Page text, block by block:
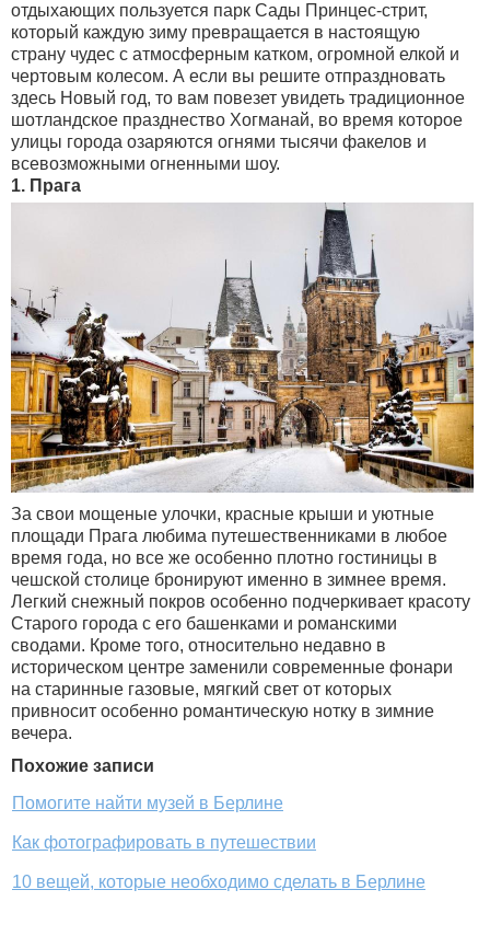
отдыхающих пользуется парк Сады Принцес-стрит,
который каждую зиму превращается в настоящую
страну чудес с атмосферным катком, огромной елкой и
чертовым колесом. А если вы решите отпраздновать
здесь Новый год, то вам повезет увидеть традиционное
шотландское празднество Хогманай, во время которое
улицы города озаряются огнями тысячи факелов и
всевозможными огненными шоу.
1. Прага
За свои мощеные улочки, красные крыши и уютные
площади Прага любима путешественниками в любое
время года, но все же особенно плотно гостиницы в
чешской столице бронируют именно в зимнее время.
Легкий снежный покров особенно подчеркивает красоту
Старого города с его башенками и романскими
сводами. Кроме того, относительно недавно в
историческом центре заменили современные фонари
на старинные газовые, мягкий свет от которых
привносит особенно романтическую нотку в зимние
вечера.
Похожие записи
Помогите найти музей в Берлине
Как фотографировать в путешествии
10 вещей, которые необходимо сделать в Берлине